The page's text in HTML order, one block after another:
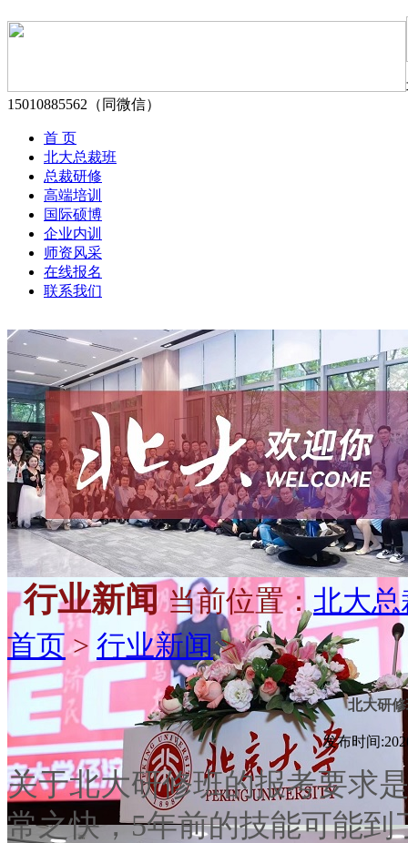
15010885562（同微信）
首 页
北大总裁班
总裁研修
高端培训
国际硕博
企业内训
师资风采
在线报名
联系我们
行业新闻 当前位置：北大总
首页> 行业新闻>
北大研
发布时间
关于北大研修班的报考要求
常之快，5年前的技能可能